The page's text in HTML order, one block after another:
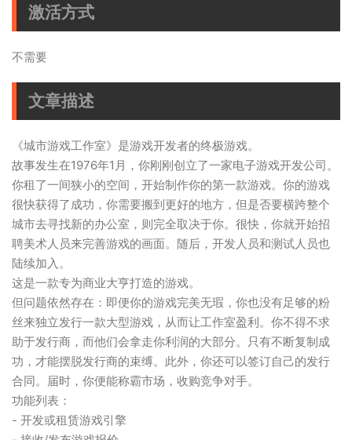
激活方式
不需要
文章描述
《城市游戏工作室》是游戏开发者的终极游戏。
故事发生在1976年1月，你刚刚创立了一家电子游戏开发公司。
你租了一间狭小的空间，开始制作你的第一款游戏。你的游戏
很快获得了成功，你需要搬到更好的地方，但是否要横跨整个
城市去寻找新的办公室，则完全取决于你。很快，你就开始招
聘美术人员来完善游戏的画面。随后，开发人员和测试人员也
陆续加入。
这是一款专为商业大亨打造的游戏。
但问题依然存在：即便你的游戏完美无瑕，你也没有足够的粉
丝来独立发行一款大型游戏，从而让工作室盈利。你不得不求
助于发行商，而他们会拿走你利润的大部分。只有不断复制成
功，才能摆脱发行商的束缚。此外，你还可以签订自己的发行
合同。届时，你便能称霸市场，收购竞争对手。
功能列表：
- 开发或租赁游戏引擎